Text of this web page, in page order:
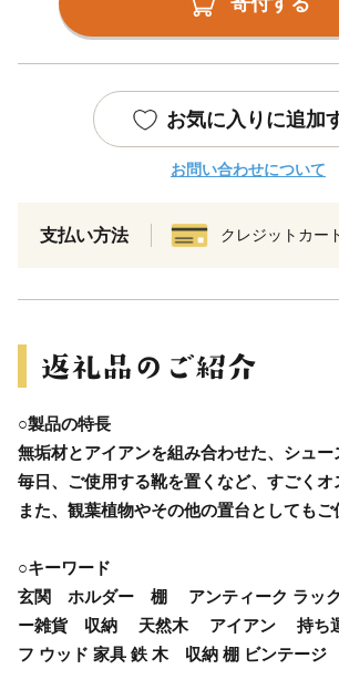
お気に入りに追加
お問い合わせについて
支払い方法 クレジットカー
○製品の特長
無垢材とアイアンを組み合わせた、シュー
毎日、ご使用する靴を置くなど、すごくオ
また、観葉植物やその他の置台としてもご
○キーワード
玄関 ホルダー 棚 アンティーク ラック
ー雑貨 収納 天然木 アイアン 持ち運
フ ウッド 家具 鉄 木 収納 棚 ビンテージ